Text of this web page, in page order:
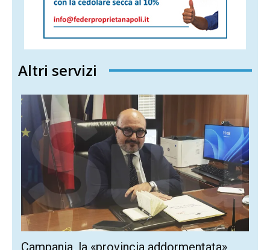
Altri servizi